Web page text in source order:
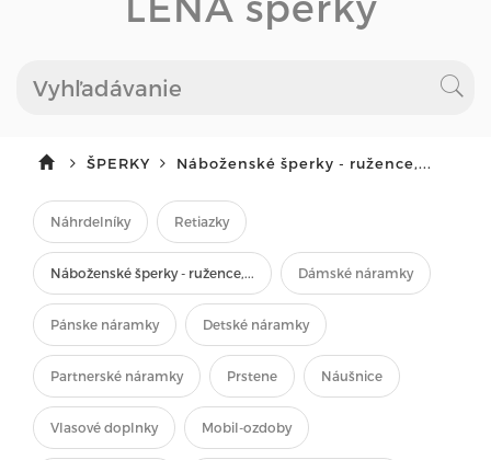
ŠPERKY Náboženské šperky - ružence,...
Náhrdelníky Retiazky
Náboženské šperky - ružence,... Dámské náramky
Pánske náramky Detské náramky
Partnerské náramky Prstene Náušnice
Vlasové doplnky Mobil-ozdoby